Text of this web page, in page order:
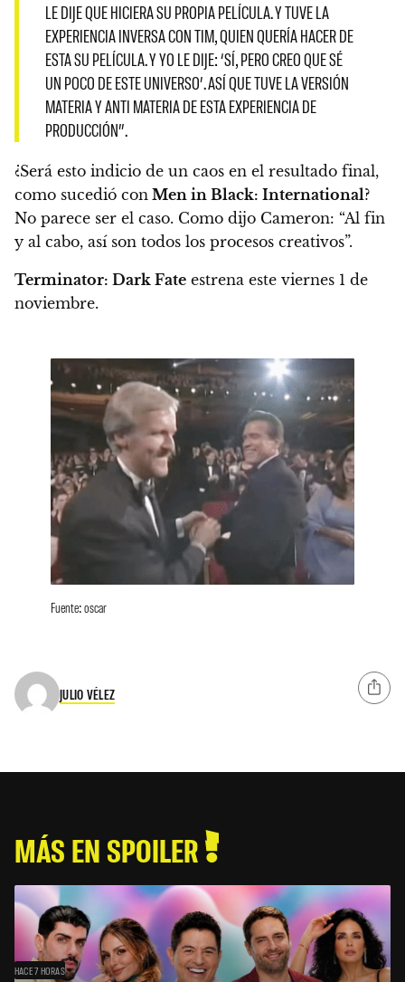
LE DIJE QUE HICIERA SU PROPIA PELÍCULA. Y TUVE LA
EXPERIENCIA INVERSA CON TIM, QUIEN QUERÍA HACER DE
ESTA SU PELÍCULA. Y YO LE DIJE: ‘SÍ, PERO CREO QUE SÉ
UN POCO DE ESTE UNIVERSO’. ASÍ QUE TUVE LA VERSIÓN
MATERIA Y ANTI MATERIA DE ESTA EXPERIENCIA DE
PRODUCCIÓN”.
¿Será esto indicio de un caos en el resultado final,
como sucedió con Men in Black: International?
No parece ser el caso. Como dijo Cameron: “Al fin
y al cabo, así son todos los procesos creativos”.
Terminator: Dark Fate estrena este viernes 1 de
noviembre.
Fuente: oscar
JULIO VÉLEZ
MÁS EN SPOILER
HACE 7 HORAS